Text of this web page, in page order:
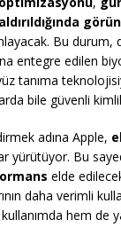
Bu
entegre edilen
tanıma
bile güvenli
adına Apple,
yürütüyor. Bu
elde
daha verimli
kullanımda hem